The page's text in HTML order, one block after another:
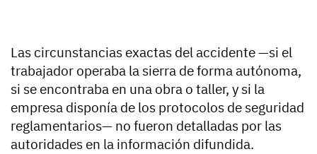
Las circunstancias exactas del accidente —si el
trabajador operaba la sierra de forma autónoma,
si se encontraba en una obra o taller, y si la
empresa disponía de los protocolos de seguridad
reglamentarios— no fueron detalladas por las
autoridades en la información difundida.